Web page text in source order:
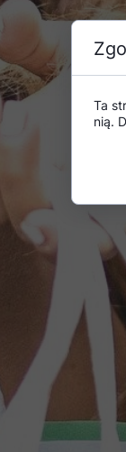
Ta
nią.